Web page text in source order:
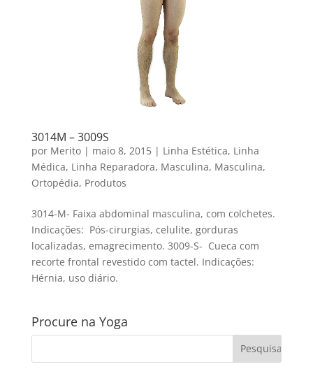
3014M – 3009S
por Merito| maio 8, 2015| Linha Estética, Linha
Médica, Linha Reparadora, Masculina, Masculina,
Ortopédia, Produtos
3014-M- Faixa abdominal masculina, com colchetes.
Indicações: Pós-cirurgias, celulite, gorduras
localizadas, emagrecimento. 3009-S- Cueca com
recorte frontal revestido com tactel. Indicações:
Hérnia, uso diário.
Procure na Yoga